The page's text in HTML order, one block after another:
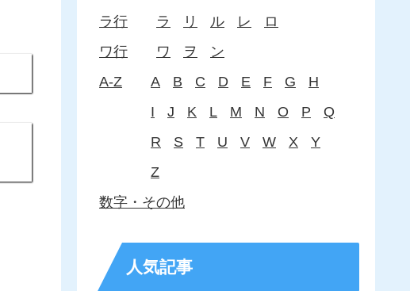
ラ行
ラ リ ル レ
ロ
ワ行
ワ ヲ
ン
A-Z
A B C D E F G
H
I
J K L M N O P
Q
R
S T U V W X
Y
Z
数字・その他
人気記事